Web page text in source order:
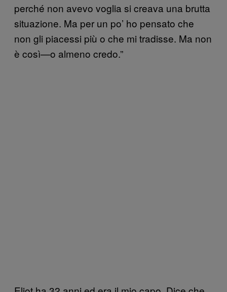
perché non avevo voglia si creava una brutta
situazione. Ma per un po’ ho pensato che
non gli piacessi più o che mi tradisse. Ma non
è così—o almeno credo.”